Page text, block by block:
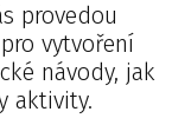
provedou
vytvoření
návody, jak
aktivity.